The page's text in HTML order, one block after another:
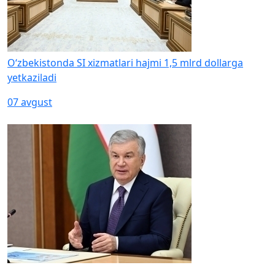
O‘zbekistonda SI xizmatlari hajmi 1,5 mlrd dollarga
yetkaziladi
07 avgust